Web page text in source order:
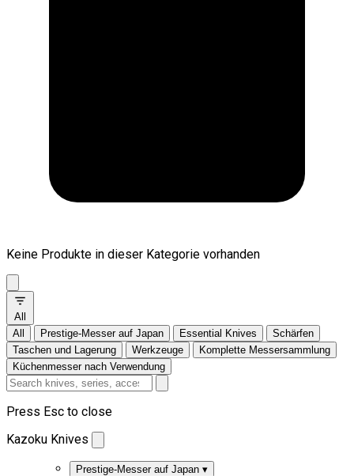
Keine Produkte in dieser Kategorie vorhanden
All
All
Prestige-Messer auf Japan Essential Knives
Schärfen
Taschen und Lagerung
Werkzeuge
Komplette Messersammlung
Küchenmesser nach Verwendung
Press Esc to close
Kazoku Knives
Prestige-Messer auf Japan ▾